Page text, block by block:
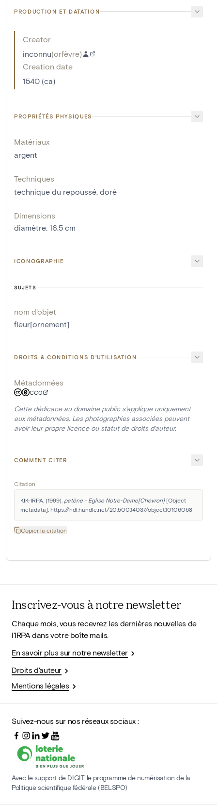
PRODUCTION ET DATATION
Creator
inconnu(orfèvre)
Creation date
1540 (ca)
PROPRIÉTÉS PHYSIQUES
Matériaux
argent
Techniques
technique du repoussé, doré
Dimensions
diamètre: 16.5 cm
ICONOGRAPHIE
SUJETS
nom d'objet
fleur[ornement]
DROITS & CONDITIONS D'UTILISATION
Métadonnées
CC0
Cette dédicace au domaine public s'applique uniquement
aux métadonnées. Les photographies associées peuvent
avoir leur propre licence ou statut de droits d'auteur.
COMMENT CITER
Citation
KIK-IRPA. (1999). patène - Eglise Notre-Dame[Chevron] [Object
metadata]. https://hdl.handle.net/20.500.14037/object.10106068
Copier la citation
Inscrivez-vous à notre newsletter
Chaque mois, vous recevrez les dernières nouvelles de
l'IRPA dans votre boîte mails.
En savoir plus sur notre newsletter
Droits d'auteur
Mentions légales
Suivez-nous sur nos réseaux sociaux :
Avec le support de DIGIT, le programme de numérisation de la
Politique scientifique fédérale (BELSPO)